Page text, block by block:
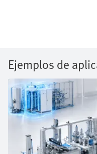
Ejemplos de